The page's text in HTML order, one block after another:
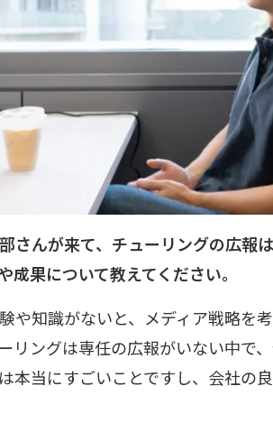
さんが来て、チューリングの広報
成果について教えてください。
や知識がないと、メディア戦略を
リングは専任の広報がいない中で
本当にすごいことですし、会社の